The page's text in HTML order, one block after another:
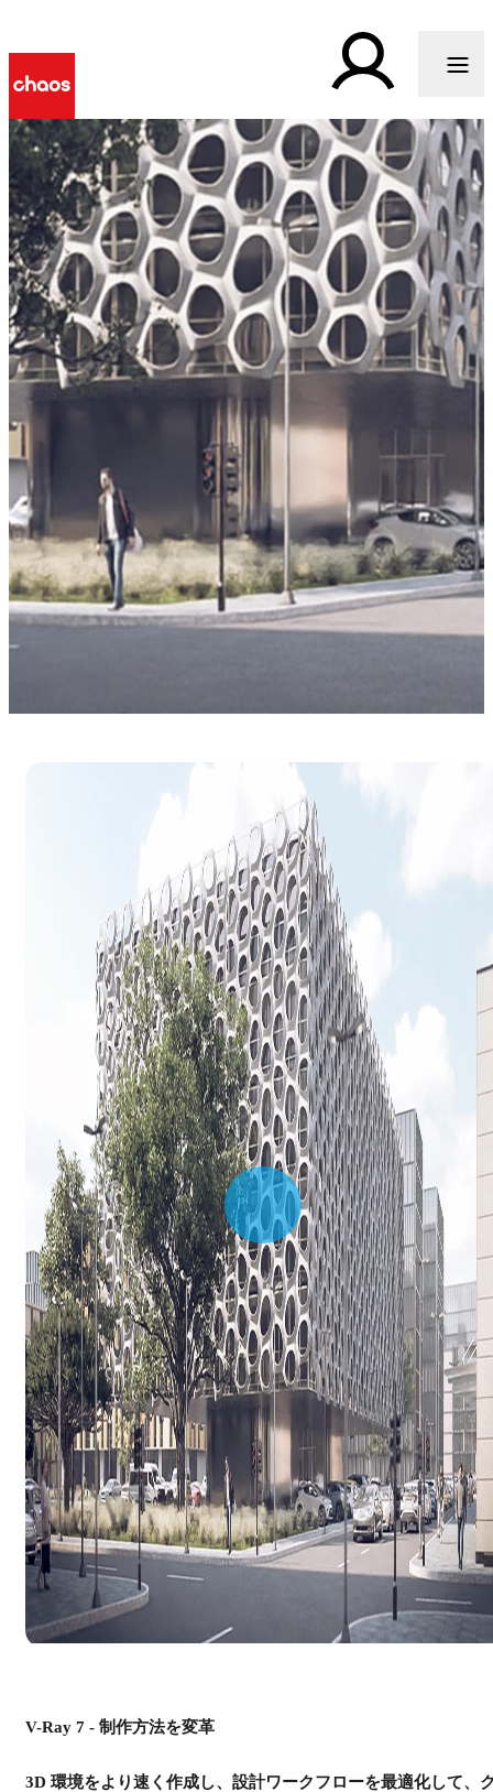
V-Ray 7 for Rhino
新機能についてすべて学びましょう。
体験する
購入する
V-Ray 7 - 制作方法を変革
3D 環境をより速く作成し、設計ワークフローを最適化して、